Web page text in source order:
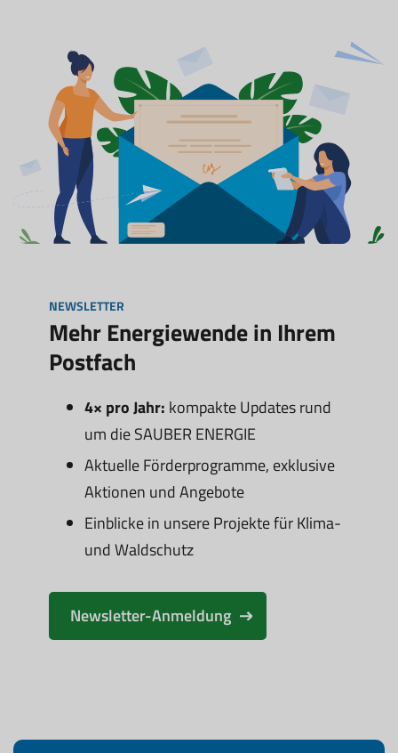
NEWSLETTER
Mehr Energiewende in Ihrem
Postfach
4× pro Jahr: kompakte Updates rund
um die SAUBER ENERGIE
Aktuelle Förderprogramme, exklusive
Aktionen und Angebote
Einblicke in unsere Projekte für Klima-
und Waldschutz
Newsletter-Anmeldung